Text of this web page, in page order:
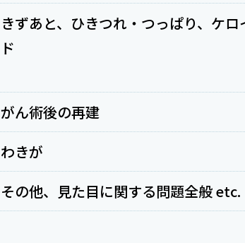
きずあと、ひきつれ・つっぱり、ケロ
ド
がん術後の再建
わきが
その他、見た目に関する問題全般 etc.